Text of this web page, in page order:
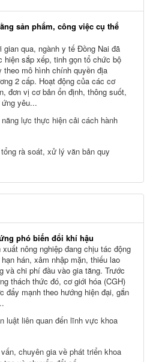
sản phẩm, công việc cụ thể
gian qua, ngành y tế Đồng Nai đã
hiện sắp xếp, tinh gọn tổ chức bộ
theo mô hình chính quyền địa
2 cấp. Hoạt động của các cơ
đơn vị cơ bản ổn định, thông suốt,
ứng yêu...
lực thực hiện cải cách hành
rà soát, xử lý văn bản quy
phó biến đổi khí hậu
xuất nông nghiệp đang chịu tác động
hán, xâm nhập mặn, thiếu lao
và chi phí đầu vào gia tăng. Trước
thách thức đó, cơ giới hóa (CGH)
đẩy mạnh theo hướng hiện đại, gắn
luật liên quan đến lĩnh vực khoa
chuyên gia về phát triển khoa